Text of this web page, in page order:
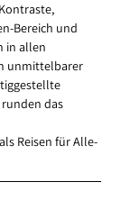
Bereich und
in allen
unmittelbarer
das
Reisen für Alle-